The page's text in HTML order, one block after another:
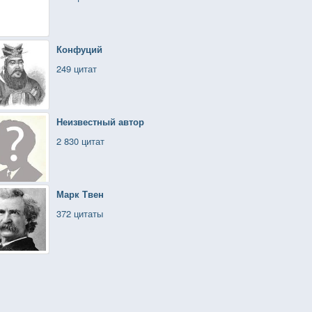
Конфуций
249 цитат
Неизвестный автор
2 830 цитат
Марк Твен
372 цитаты